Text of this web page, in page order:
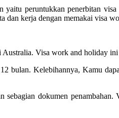
peruntukkan penerbitan
dan kerja dengan memakai visa
Visa work and holiday
bulan. Kelebihannya, Kamu
dokumen